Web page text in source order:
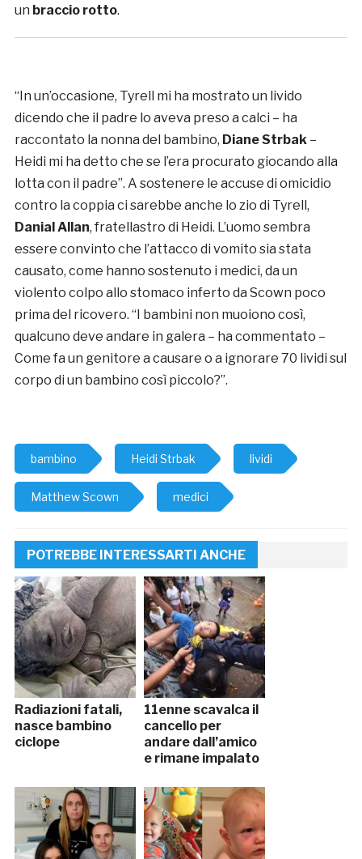
un braccio rotto.
“In un’occasione, Tyrell mi ha mostrato un livido
dicendo che il padre lo aveva preso a calci – ha
raccontato la nonna del bambino, Diane Strbak–
Heidi mi ha detto che se l’era procurato giocando alla
lotta con il padre”. A sostenere le accuse di omicidio
contro la coppia ci sarebbe anche lo zio di Tyrell,
Danial Allan, fratellastro di Heidi. L’uomo sembra
essere convinto che l’attacco di vomito sia stata
causato, come hanno sostenuto i medici, da un
violento colpo allo stomaco inferto da Scown poco
prima del ricovero. “I bambini non muoiono così,
qualcuno deve andare in galera – ha commentato –
Come fa un genitore a causare o a ignorare 70 lividi sul
corpo di un bambino così piccolo?”.
bambino Heidi Strbak lividi
Matthew Scown medici
POTREBBE INTERESSARTI ANCHE
Radiazioni fatali,
nasce bambino
ciclope
11enne scavalca il
cancello per
andare dall’amico
e rimane impalato